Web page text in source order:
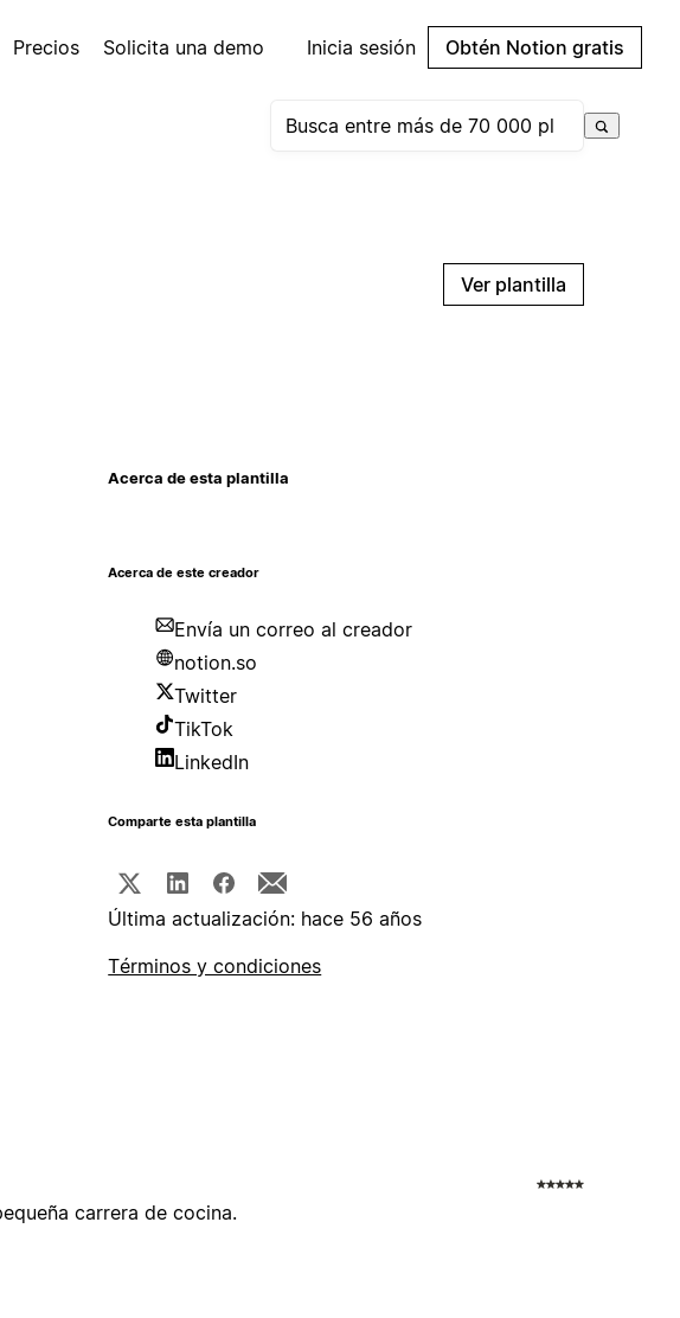
Precios Solicita una demo Inicia sesión Obtén Notion gratis
Ver plantilla
Acerca de esta plantilla
Acerca de este creador
Envía un correo al creador
notion.so
Twitter
TikTok
LinkedIn
Comparte esta plantilla
Última actualización: hace 56 años
Términos y condiciones
carrera de cocina.